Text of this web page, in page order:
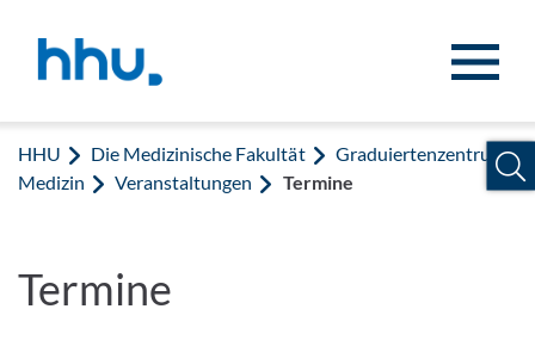
HHU Die Medizinische Fakultät
Graduiertenzentrum
Medizin
Veranstaltungen Termine
Termine